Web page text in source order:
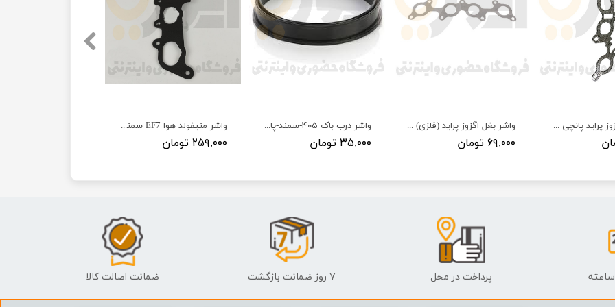
واشر منیفولد هوا EF7 سمند - ISACO - ایساکو-گارانتی پلاس
۲۵۹,۰۰۰ تومان
واشر درب باک ۴۰۵-سمند-پارس - ISACO - ایساکو آبی-گارانتی پلاس
۳۵,۰۰۰ تومان
واشر بغل اگزوز پراید (فلزی) سامیکو
۶۹,۰۰۰ تومان
واشر بغل اگزوز پراید پانچی سامیکو
پرداخت در محل ۷ روز ضمانت بازگشت ضمانت اصالت کالا